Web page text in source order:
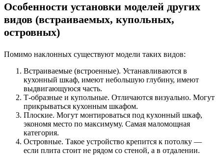
Особенности установки моделей других
видов (встраиваемых, купольных,
островных)
Помимо наклонных существуют модели таких видов:
Встраиваемые (встроенные). Устанавливаются в
кухонный шкаф, имеют небольшую глубину, имеют
выдвигающуюся часть.
Т-образные и купольные. Отличаются визуально. Могут
прикрываться кухонным шкафом.
Плоские. Могут монтироваться под кухонный шкаф,
экономя место по максимуму. Самая маломощная
категория.
Островные. Такое устройство крепится к потолку —
если плита стоит не рядом со стеной, а в отдалении.